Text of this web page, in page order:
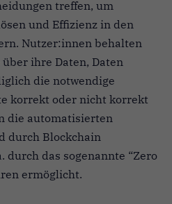
treffen, um
und Effizienz in den
Nutzer:innen behalten
ihre Daten, Daten
die notwendige
korrekt oder nicht korrekt
die automatisierten
durch Blockchain
durch das sogenannte “Zero
ermöglicht.